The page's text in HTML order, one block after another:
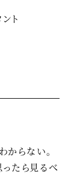
ト
らない。
ったら見るべ